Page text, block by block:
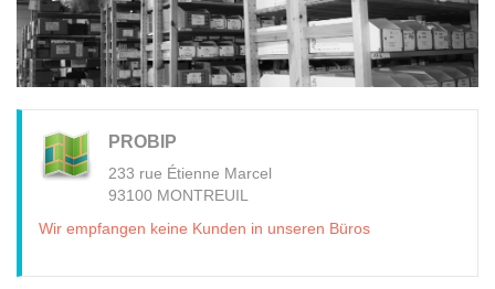
PROBIP
233 rue Étienne Marcel
93100 MONTREUIL
Wir empfangen keine Kunden in unseren Büros